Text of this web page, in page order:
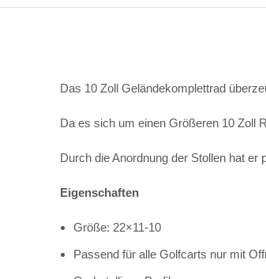
Das 10 Zoll Geländekomplettrad
Da es sich um einen Größeren 10 Zoll
Durch die Anordnung der Stollen hat er
Eigenschaften
Größe: 22×11-10
Passend für alle Golfcarts nur mit